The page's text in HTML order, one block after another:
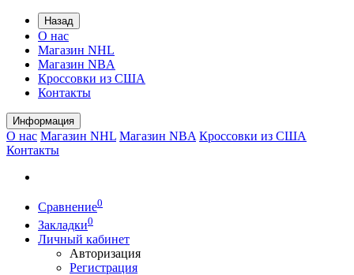
Назад
О нас
Магазин NHL
Магазин NBA
Кроссовки из США
Контакты
Информация
О нас Магазин NHL Магазин NBA Кроссовки из США
Контакты
Сравнение0
Закладки0
Личный кабинет
Авторизация
Регистрация